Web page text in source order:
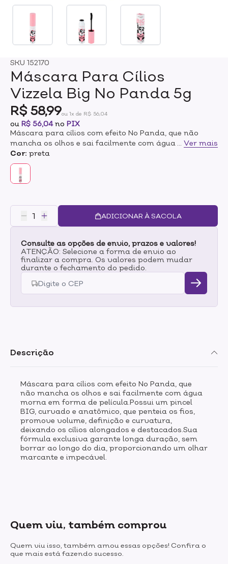
SKU 152170
Máscara Para Cílios
Vizzela Big No Panda 5g
R$ 58,99ou 1x de R$ 56,04
ou R$ 56,04no PIX
Máscara para cílios com efeito No Panda, que não
mancha os olhos e sai facilmente com água morna em
forma de película.Possui um pincel BIG, curvado e
anatômico, que penteia os fios, promove volume,
definição e curvatura, deixando os cílios alongados e
destacados.Sua fórmula exclusiva garante longa
um olhar marcante e impecável.
Ver mais
Cor: preta
ADICIONAR À SACOLA
Consulte as opções de envio, prazos e valores!
ATENÇÃO: Selecione a forma de envio ao
finalizar a compra. Os valores podem mudar
durante o fechamento do pedido.
Descrição
Máscara para cílios com efeito No Panda, que
não mancha os olhos e sai facilmente com água
morna em forma de película.Possui um pincel
BIG, curvado e anatômico, que penteia os fios,
promove volume, definição e curvatura,
deixando os cílios alongados e destacados.Sua
fórmula exclusiva garante longa duração, sem
borrar ao longo do dia, proporcionando um olhar
marcante e impecável.
Quem viu, também comprou
Quem viu isso, também amou essas opções! Confira o
que mais está fazendo sucesso.